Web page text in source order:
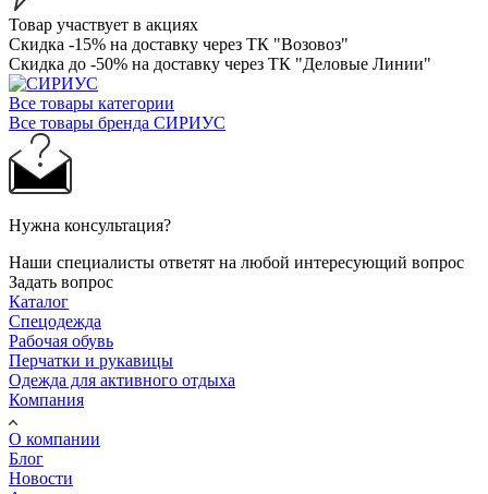
Товар участвует в акциях
Скидка -15% на доставку через ТК "Возовоз"
Скидка до -50% на доставку через ТК "Деловые Линии"
Все товары категории
Все товары бренда СИРИУС
Нужна консультация?
Наши специалисты ответят на любой интересующий вопрос
Задать вопрос
Каталог
Спецодежда
Рабочая обувь
Перчатки и рукавицы
Одежда для активного отдыха
Компания
О компании
Блог
Новости